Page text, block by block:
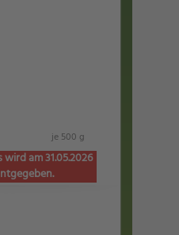
je 500 g
am 31.05.2026